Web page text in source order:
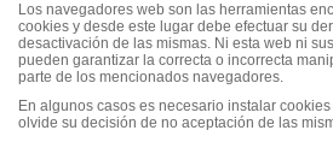
Los navegadores web son las herramientas
cookies y desde este lugar debe efectuar su
desactivación de las mismas. Ni esta web ni
pueden garantizar la correcta o incorrecta
parte de los mencionados navegadores.
En algunos casos es necesario instalar
olvide su decisión de no aceptación de las